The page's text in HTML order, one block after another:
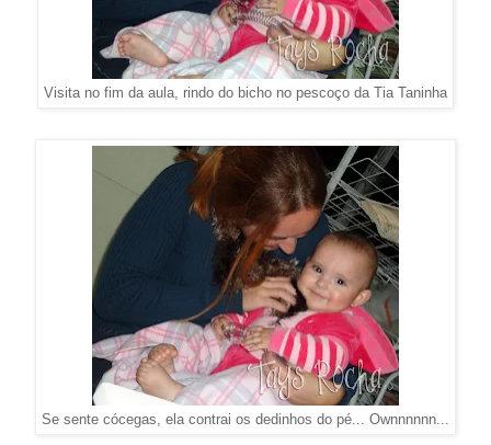
Visita no fim da aula, rindo do bicho no pescoço da Tia Taninha
Se sente cócegas, ela contrai os dedinhos do pé... Ownnnnnn...